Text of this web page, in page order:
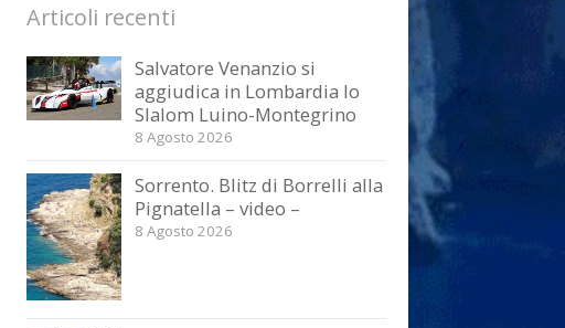
Articoli recenti
Salvatore Venanzio si
aggiudica in Lombardia lo
Slalom Luino-Montegrino
8 Agosto 2026
Sorrento. Blitz di Borrelli alla
Pignatella – video –
8 Agosto 2026